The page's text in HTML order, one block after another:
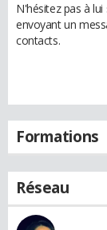
N'hésitez pas à
envoyant un
contacts.
Formations
Réseau